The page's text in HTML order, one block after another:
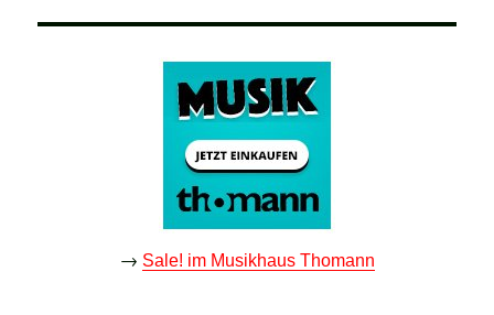
→ Sale! im Musikhaus Thomann